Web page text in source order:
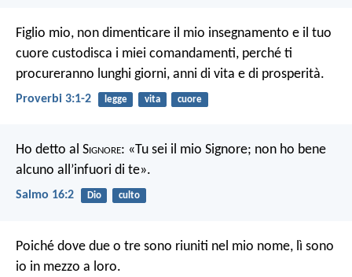
Figlio mio, non dimenticare il mio insegnamento e il tuo
cuore custodisca i miei comandamenti, perché ti
procureranno lunghi giorni, anni di vita e di prosperità.
Proverbi 3:1-2 legge vita cuore
Ho detto al Signore: «Tu sei il mio Signore; non ho bene
alcuno all’infuori di te».
Salmo 16:2 Dio culto
Poiché dove due o tre sono riuniti nel mio nome, lì sono
io in mezzo a loro.